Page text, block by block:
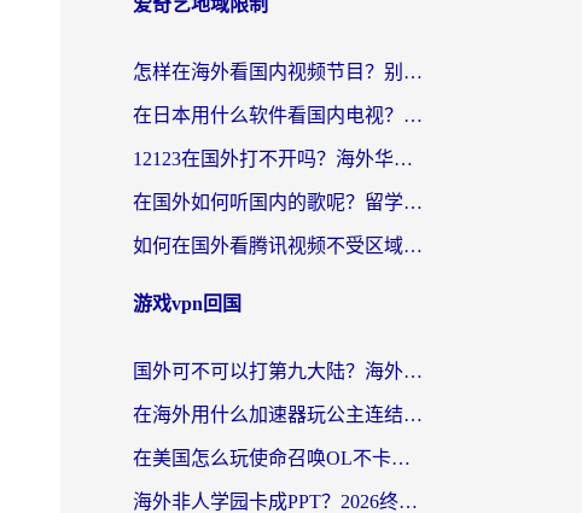
爱奇艺地域限制
怎样在海外看国内视频节目？别再踩坑！留学生和海外华人的专属解决方案
在日本用什么软件看国内电视？这篇攻略帮你告别地域限制
12123在国外打不开吗？海外华人亲测有效的回国加速方案
在国外如何听国内的歌呢？留学生亲测有效的回国加速方案
如何在国外看腾讯视频不受区域限制？留学生亲测有效的回国加速指南
游戏vpn回国
国外可不可以打第九大陆？海外玩家国服畅玩终极指南（附3大热门游戏解决妙招）
在海外用什么加速器玩公主连结：Re？老玩家亲测的稳定方案来了
在美国怎么玩使命召唤OL不卡？海外党亲测有效的国服游戏加速器指南
海外非人学园卡成PPT？2026终极加速器指南：从暗区突围到王国纪元，一篇搞定